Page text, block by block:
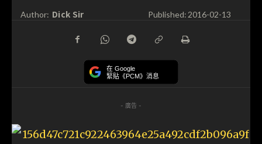
Author: Dick Sir Published:2016-02-13
在 Google
緊貼《PCM》消息
- 廣告 -